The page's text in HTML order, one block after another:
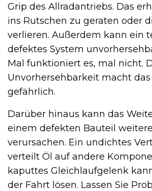
Grip des Allradantriebs. Das
ins Rutschen zu geraten oder
verlieren. Außerdem kann ein
defektes System
Mal funktioniert es, mal nicht.
Unvorhersehbarkeit macht das
gefährlich.
Darüber hinaus kann das
einem defekten Bauteil
verursachen. Ein undichtes
verteilt Öl auf andere
kaputtes Gleichlaufgelenk
der Fahrt lösen. Lassen Sie